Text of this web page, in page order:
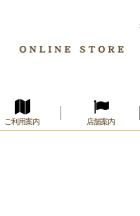
ご利用案内 店舗案内